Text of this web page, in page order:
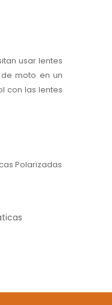
usar lentes
moto en un
con las lentes